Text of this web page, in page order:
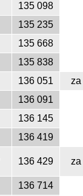
135 098
135 235
135 668
135 838
136 051
za
136 091
136 145
136 419
136 429 za
136 714